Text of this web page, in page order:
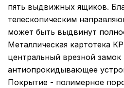
пять выдвижных ящиков.
телескопическим
может быть выдвинут
Металлическая картотека
центральный врезной замок
антиопрокидывающее
Покрытие - полимерное